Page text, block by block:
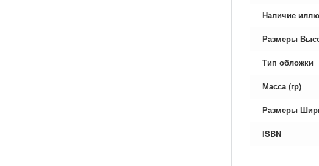
Наличие
Размеры
Тип обложки
Масса (гр)
Размеры
ISBN